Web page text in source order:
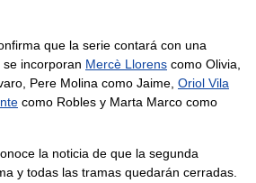
que la serie contará con una
incorporan Mercè Llorens como Olivia,
Pere Molina como Jaime, Oriol Vila
como Robles y Marta Marco como
la noticia de que la segunda
y todas las tramas quedarán cerradas.